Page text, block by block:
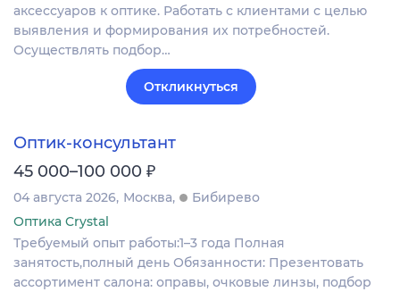
аксессуаров к оптике. Работать с клиентами с целью
выявления и формирования их потребностей.
Осуществлять подбор…
Откликнуться
Оптик-консультант
45 000–100 000 ₽
04 августа 2026 Москва
Бибирево
Оптика Crystal
Требуемый опыт работы:1–3 года Полная
занятость,полный день Обязанности: Презентовать
ассортимент салона: оправы, очковые линзы, подбор